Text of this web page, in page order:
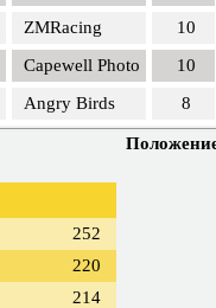
ZMRacing
10
Capewell Photo
10
Angry Birds 8
Положение
252
220
214